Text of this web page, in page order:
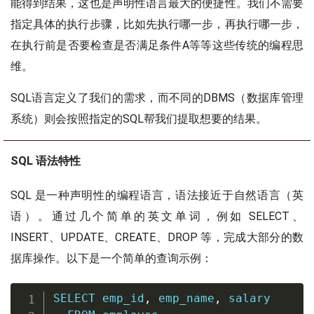
能得到结果，这也是声明性语言最大的便捷性。我们不需要
指定具体的执行步骤，比如先执行哪一步，再执行哪一步，
在执行前是否要检查是否满足条件A等等这些传统的编程思
维。
SQL语言定义了我们的需求，而不同的DBMS（数据库管理
系统）则会按照指定的SQL帮我们提取想要的结果。
SQL 语法特性
SQL 是一种声明性的编程语言，语法接近于自然语言（英
语）。通过几个简单的英文单词，例如 SELECT、
INSERT、UPDATE、CREATE、DROP 等，完成大部分的数
据库操作。以下是一个简单的查询示例：
SELECT emp_id , emp_name ,
salary